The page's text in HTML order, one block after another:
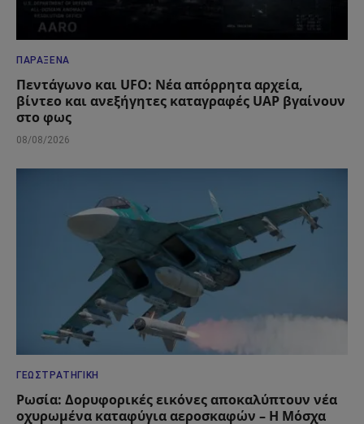
ΠΑΡΆΞΕΝΑ
Πεντάγωνο και UFO: Νέα απόρρητα αρχεία,
βίντεο και ανεξήγητες καταγραφές UAP βγαίνουν
στο φως
08/08/2026
ΓΕΩΣΤΡΑΤΗΓΙΚΉ
Ρωσία: Δορυφορικές εικόνες αποκαλύπτουν νέα
οχυρωμένα καταφύγια αεροσκαφών – Η Μόσχα